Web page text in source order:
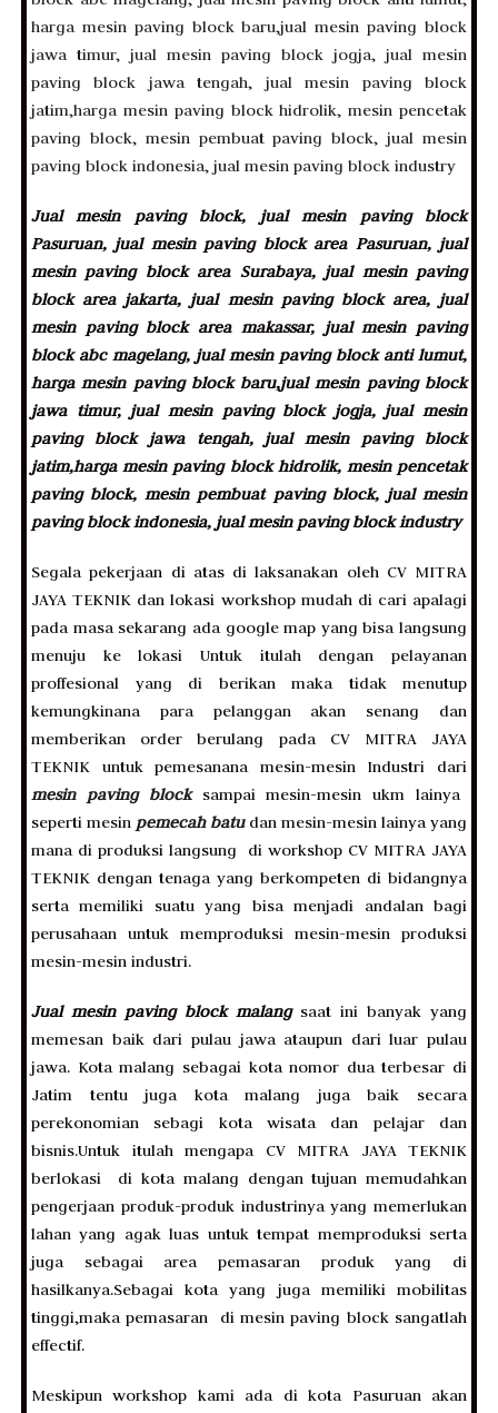
Jual mesin paving block, jual mesin paving block
Pasuruan, jual mesin paving block area Pasuruan, jual
mesin paving block area Surabaya, jual mesin paving
block area jakarta, jual mesin paving block area, jual
mesin paving block area makassar, jual mesin paving
block abc magelang, jual mesin paving block anti lumut,
harga mesin paving block baru,jual mesin paving block
jawa timur, jual mesin paving block jogja, jual mesin
paving block jawa tengah, jual mesin paving block
jatim,harga mesin paving block hidrolik, mesin pencetak
paving block, mesin pembuat paving block, jual mesin
paving block indonesia, jual mesin paving block industry
Segala pekerjaan di atas di laksanakan oleh CV MITRA
JAYA TEKNIK dan lokasi workshop mudah di cari apalagi
pada masa sekarang ada google map yang bisa langsung
menuju ke lokasi Untuk itulah dengan pelayanan
proffesional yang di berikan maka tidak menutup
kemungkinana para pelanggan akan senang dan
memberikan order berulang pada CV MITRA JAYA
TEKNIK untuk pemesanana mesin-mesin Industri dari
mesin paving block sampai mesin-mesin ukm lainya
seperti mesin pemecah batu dan mesin-mesin lainya yang
mana di produksi langsung di workshop CV MITRA JAYA
TEKNIK dengan tenaga yang berkompeten di bidangnya
serta memiliki suatu yang bisa menjadi andalan bagi
perusahaan untuk memproduksi mesin-mesin produksi
mesin-mesin industri.
Jual mesin paving block malangsaat ini banyak yang
memesan baik dari pulau jawa ataupun dari luar pulau
jawa. Kota malang sebagai kota nomor dua terbesar di
Jatim tentu juga kota malang juga baik secara
perekonomian sebagi kota wisata dan pelajar dan
bisnis.Untuk itulah mengapa CV MITRA JAYA TEKNIK
berlokasi di kota malang dengan tujuan memudahkan
pengerjaan produk-produk industrinya yang memerlukan
lahan yang agak luas untuk tempat memproduksi serta
juga sebagai area pemasaran produk yang di
hasilkanya.Sebagai kota yang juga memiliki mobilitas
tinggi,maka pemasaran di mesin paving block sangatlah
effectif.
Meskipun workshop kami ada di kota Pasuruan akan